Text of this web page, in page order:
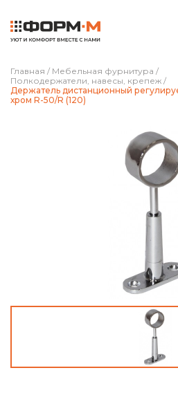
Главная / Мебельная фурнитура /
Полкодержатели, навесы, крепеж /
Держатель дистанционный
хром R-50/R (120)